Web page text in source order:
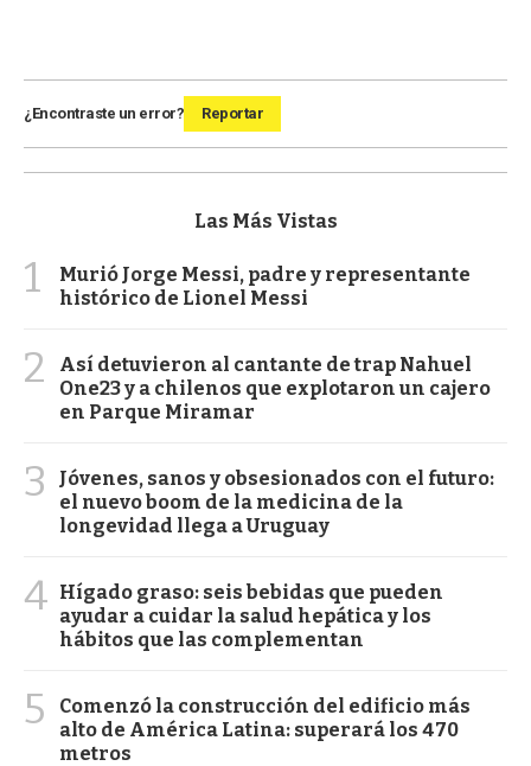
¿Encontraste un error? Reportar
Las Más Vistas
1
Murió Jorge Messi, padre y representante
histórico de Lionel Messi
2
Así detuvieron al cantante de trap Nahuel
One23 y a chilenos que explotaron un cajero
en Parque Miramar
3
Jóvenes, sanos y obsesionados con el futuro:
el nuevo boom de la medicina de la
longevidad llega a Uruguay
4 Hígado graso: seis bebidas que pueden
ayudar a cuidar la salud hepática y los
hábitos que las complementan
5
Comenzó la construcción del edificio más
alto de América Latina: superará los 470
metros